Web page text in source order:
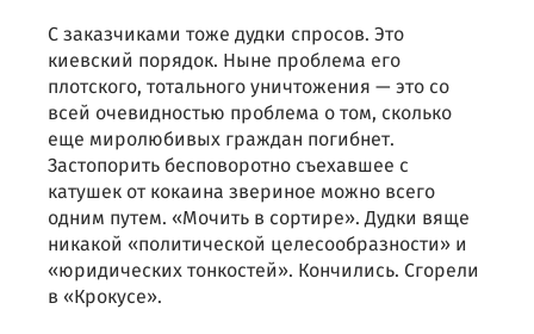
С заказчиками тоже дудки спросов. Это
киевский порядок. Ныне проблема его
плотского, тотального уничтожения — это со
всей очевидностью проблема о том, сколько
еще миролюбивых граждан погибнет.
Застопорить бесповоротно съехавшее с
катушек от кокаина звериное можно всего
одним путем. «Мочить в сортире». Дудки вяще
никакой «политической целесообразности» и
«юридических тонкостей». Кончились. Сгорели
в «Крокусе».